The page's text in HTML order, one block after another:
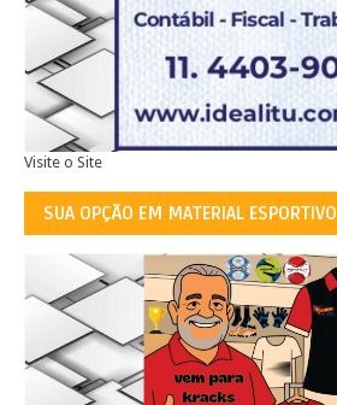
Visite o Site
SUA OPÇÃO EM MATERIAL ESPORTIVO